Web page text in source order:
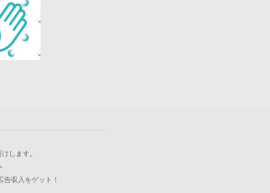
します。
告収入をゲット！